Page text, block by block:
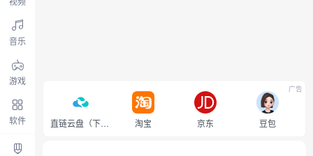
音乐
游戏
软件 直链云盘（下载不限速） 淘宝 京东 豆包
广告